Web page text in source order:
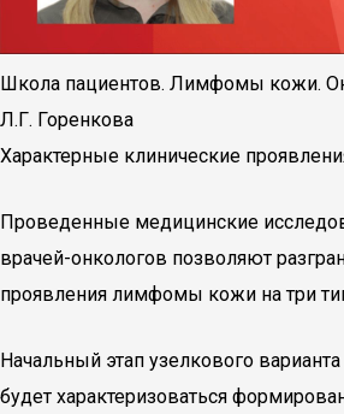
Школа пациентов. Лимфомы кожи.
Л.Г. Горенкова
Характерные клинические
Проведенные медицинские
врачей-онкологов позволяют
проявления лимфомы кожи на три
Начальный этап узелкового
будет характеризоваться